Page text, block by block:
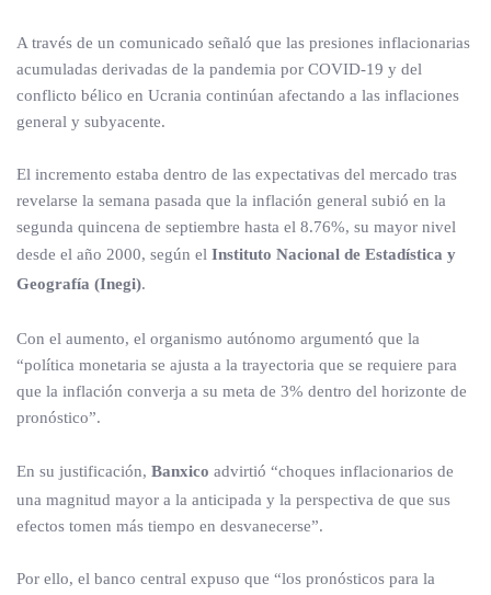
A través de un comunicado señaló que las presiones inflacionarias
acumuladas derivadas de la pandemia por COVID-19 y del
conflicto bélico en Ucrania continúan afectando a las inflaciones
general y subyacente.
El incremento estaba dentro de las expectativas del mercado tras
revelarse la semana pasada que la inflación general subió en la
segunda quincena de septiembre hasta el 8.76%, su mayor nivel
desde el año 2000, según el Instituto Nacional de Estadística y
Geografía (Inegi).
Con el aumento, el organismo autónomo argumentó que la
“política monetaria se ajusta a la trayectoria que se requiere para
que la inflación converja a su meta de 3% dentro del horizonte de
pronóstico”.
En su justificación, Banxico advirtió “choques inflacionarios de
una magnitud mayor a la anticipada y la perspectiva de que sus
efectos tomen más tiempo en desvanecerse”.
Por ello, el banco central expuso que “los pronósticos para la